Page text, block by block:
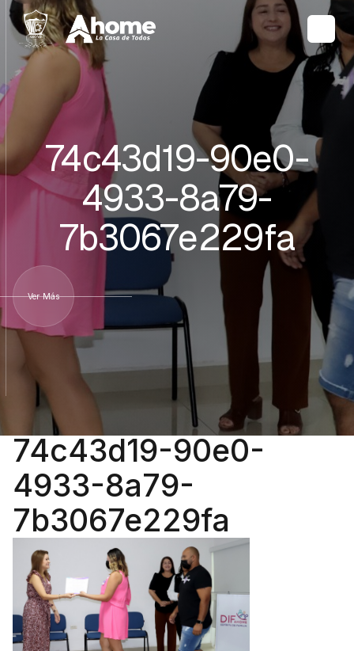
74c43d19-90e0-
4933-8a79-
7b3067e229fa
Ver Más
74c43d19-90e0-
4933-8a79-
7b3067e229fa